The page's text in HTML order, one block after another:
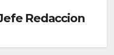
Redaccion